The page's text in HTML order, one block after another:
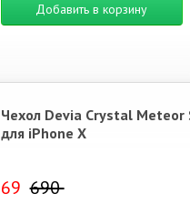
Добавить в корзину
Чехол Devia Crystal Meteor
для iPhone X
69 690